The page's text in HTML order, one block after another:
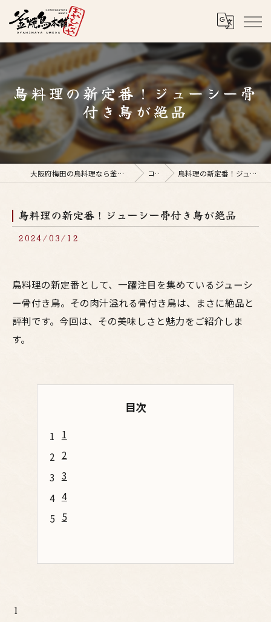
鳥料理の新定番！ジューシー骨
付き鳥が絶品
大阪府梅田の鳥料理なら釜焼鳥本舗おやひなや 梅田店 コラム 鳥料理の新定番！ジューシー骨付き鳥が絶品
鳥料理の新定番！ジューシー骨付き鳥が絶品
2024/03/12
鳥料理の新定番として、一躍注目を集めているジューシ
ー骨付き鳥。その肉汁溢れる骨付き鳥は、まさに絶品と
評判です。今回は、その美味しさと魅力をご紹介しま
す。
目次
1
2
3
4
5
1